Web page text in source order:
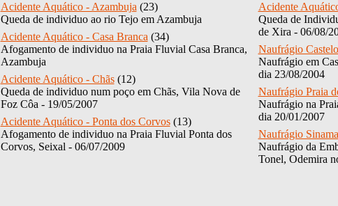
Acidente Aquático - Azambuja (23)
Queda de individuo ao rio Tejo em Azambuja
Acidente Aquático - Casa Branca (34)
Afogamento de individuo na Praia Fluvial Casa Branca,
Azambuja
Acidente Aquático - Chãs(12)
Queda de individuo num poço em Chãs, Vila Nova de
Foz Côa - 19/05/2007
Acidente Aquático - Ponta dos Corvos(13)
Afogamento de individuo na Praia Fluvial Ponta dos
Corvos, Seixal - 06/07/2009
Acidente
Queda de
de Xira - 06/08/
Naufrágio
Naufrágio em
dia 23/08/2004
Naufrágio Praia
Naufrágio na
dia 20/01/2007
Naufrágio
Naufrágio da
Tonel, Odemira